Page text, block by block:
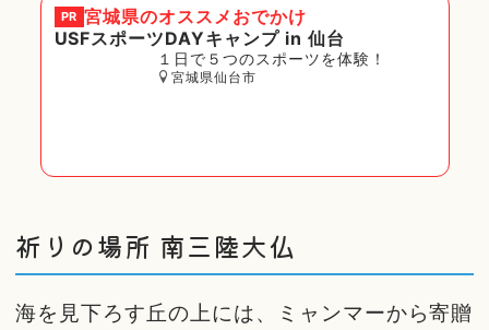
PR 宮城県のオススメおでかけ
USFスポーツDAYキャンプ in 仙台
１日で５つのスポーツを体験！
宮城県仙台市
祈りの場所 南三陸大仏
海を見下ろす丘の上には、ミャンマーから寄贈